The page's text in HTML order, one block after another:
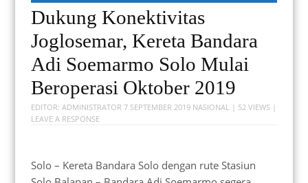
content
Dukung Konektivitas
Joglosemar, Kereta Bandara
Adi Soemarmo Solo Mulai
Beroperasi Oktober 2019
EDITOR: ADMINISTRATOR 7 SEPTEMBER 2019 NASIONAL
| 52 VIEWS |
LEAVE A RESPONSE
Solo – Kereta Bandara Solo dengan rute Stasiun